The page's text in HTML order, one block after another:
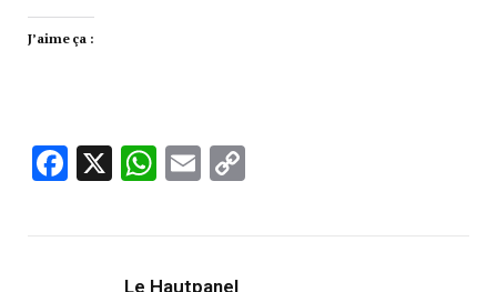
J’aime ça :
Facebook
X WhatsApp
Email
Le Hautpanel